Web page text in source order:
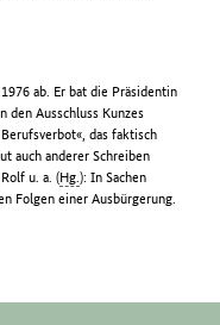
ab. Er bat die Präsidentin
den Ausschluss Kunzes
das faktisch
auch anderer Schreiben
u. a. (Hg.): In Sachen
Folgen einer Ausbürgerung.